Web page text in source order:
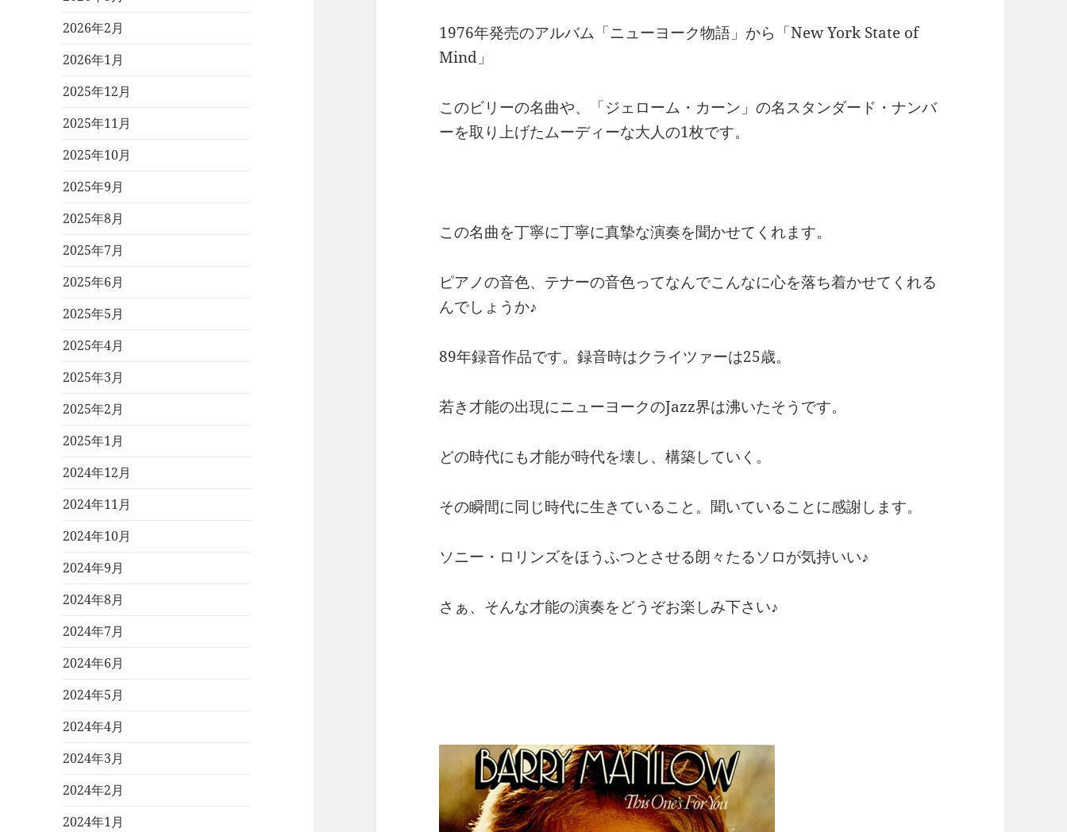
2026年2月
2026年1月
2025年12月
2025年11月
2025年10月
2025年9月
2025年8月
2025年7月
2025年6月
2025年5月
2025年4月
2025年3月
2025年2月
2025年1月
2024年12月
2024年11月
2024年10月
2024年9月
2024年8月
2024年7月
2024年6月
2024年5月
2024年4月
2024年3月
2024年2月
2024年1月
1976年発売のアルバム「ニューヨーク物語」から「New York State of
Mind」
このビリーの名曲や、「ジェローム・カーン」の名スタンダード・ナンバ
ーを取り上げたムーディーな大人の1枚です。
この名曲を丁寧に丁寧に真摯な演奏を聞かせてくれます。
ピアノの音色、テナーの音色ってなんでこんなに心を落ち着かせてくれる
んでしょうか♪
89年録音作品です。録音時はクライツァーは25歳。
若き才能の出現にニューヨークのJazz界は沸いたそうです。
どの時代にも才能が時代を壊し、構築していく。
その瞬間に同じ時代に生きていること。聞いていることに感謝します。
ソニー・ロリンズをほうふつとさせる朗々たるソロが気持いい♪
さぁ、そんな才能の演奏をどうぞお楽しみ下さい♪